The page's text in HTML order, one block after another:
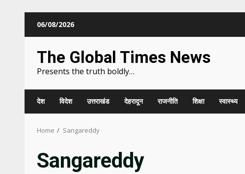
06/08/2026
The Global Times News
Presents the truth boldly…
देश विदेश उत्तराखंड देहरादून राजनीति शिक्षा स्वास्थ्य
Home Sangareddy
Sangareddy